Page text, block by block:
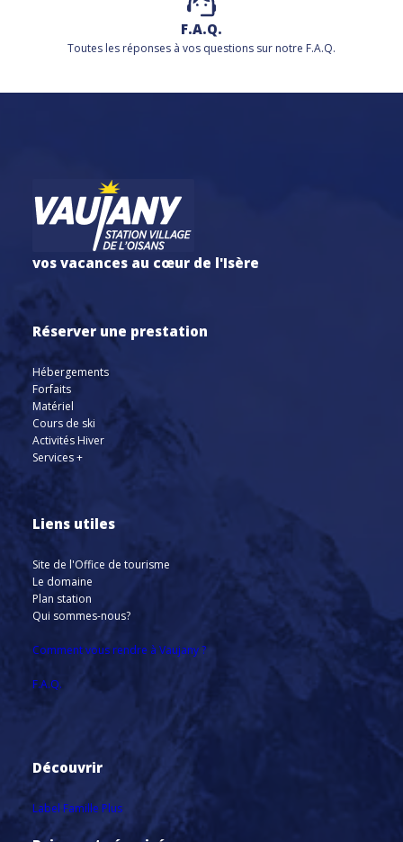
F.A.Q.
Toutes les réponses à vos questions sur notre F.A.Q.
vos vacances au cœur de l'Isère
Réserver une prestation
Hébergements
Forfaits
Matériel
Cours de ski
Activités Hiver
Services +
Liens utiles
Site de l'Office de tourisme
Le domaine
Plan station
Qui sommes-nous?
Comment vous rendre à Vaujany ?
F.A.Q.
Découvrir
Label Famille Plus